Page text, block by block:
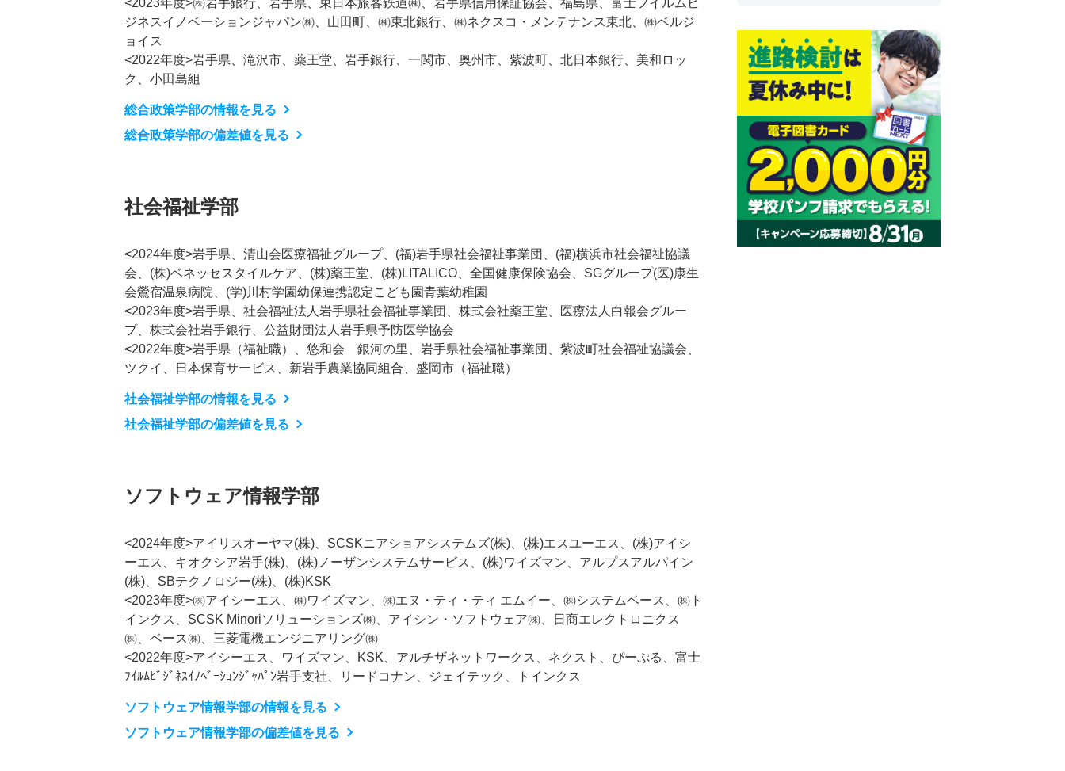
ジネスイノベーションジャパン㈱、山田町、㈱東北銀行、㈱ネクスコ・メンテナンス東北、㈱ベルジ
ョイス
<2022年度>岩手県、滝沢市、薬王堂、岩手銀行、一関市、奥州市、紫波町、北日本銀行、美和ロッ
ク、小田島組
総合政策学部の情報を見る
総合政策学部の偏差値を見る
社会福祉学部
<2024年度>岩手県、清山会医療福祉グループ、(福)岩手県社会福祉事業団、(福)横浜市社会福祉協議
会、(株)ベネッセスタイルケア、(株)薬王堂、(株)LITALICO、全国健康保険協会、SGグループ(医)康生
会鶯宿温泉病院、(学)川村学園幼保連携認定こども園青葉幼稚園
<2023年度>岩手県、社会福祉法人岩手県社会福祉事業団、株式会社薬王堂、医療法人白報会グルー
プ、株式会社岩手銀行、公益財団法人岩手県予防医学協会
<2022年度>岩手県（福祉職）、悠和会 銀河の里、岩手県社会福祉事業団、紫波町社会福祉協議会、
ツクイ、日本保育サービス、新岩手農業協同組合、盛岡市（福祉職）
社会福祉学部の情報を見る
社会福祉学部の偏差値を見る
ソフトウェア情報学部
<2024年度>アイリスオーヤマ(株)、SCSKニアショアシステムズ(株)、(株)エスユーエス、(株)アイシ
ーエス、キオクシア岩手(株)、(株)ノーザンシステムサービス、(株)ワイズマン、アルプスアルパイン
(株)、SBテクノロジー(株)、(株)KSK
<2023年度>㈱アイシーエス、㈱ワイズマン、㈱エヌ・ティ・ティ エムイー、㈱システムベース、㈱ト
インクス、SCSK Minoriソリューションズ㈱、アイシン・ソフトウェア㈱、日商エレクトロニクス
㈱、ベース㈱、三菱電機エンジニアリング㈱
<2022年度>アイシーエス、ワイズマン、KSK、アルチザネットワークス、ネクスト、ぴーぷる、富士
ﾌｲﾙﾑﾋﾞｼﾞﾈｽｲﾉﾍﾞｰｼｮﾝｼﾞｬﾊﾟﾝ岩手支社、リードコナン、ジェイテック、トインクス
ソフトウェア情報学部の情報を見る
ソフトウェア情報学部の偏差値を見る